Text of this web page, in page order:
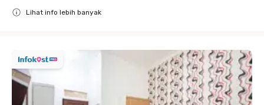
Lihat info lebih banyak